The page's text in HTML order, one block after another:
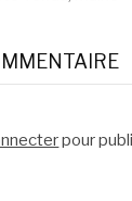
pour